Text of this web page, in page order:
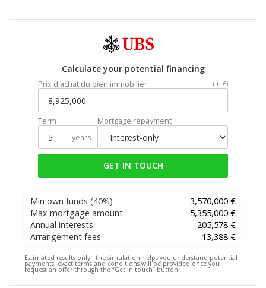
Calculate your potential financing
Prix d'achat du bien immobilier (In €)
Term
years
Mortgage repayment
GET IN TOUCH
Min own funds (40%)
3,570,000 €
Max mortgage amount
5,355,000 €
Annual interests
205,578 €
Arrangement fees
13,388 €
Estimated results only : the simulation helps you understand potential
payments; exact terms and conditions will be provided once you
request an offer through the “Get in touch” button